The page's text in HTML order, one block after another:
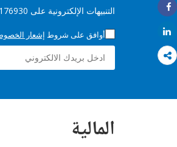
Share
Share
التنبيهات الإلكترونية على Project P176930
أوافق على شروط إشعار
المالية